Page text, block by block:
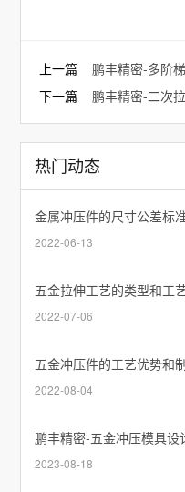
上一篇鹏丰精密-多阶
下一篇鹏丰精密-二次
热门动态
金属冲压件的尺寸公差标
2022-06-13
五金拉伸工艺的类型和工
2022-07-06
五金冲压件的工艺优势和
2022-08-04
鹏丰精密-五金冲压模具设
2023-08-18